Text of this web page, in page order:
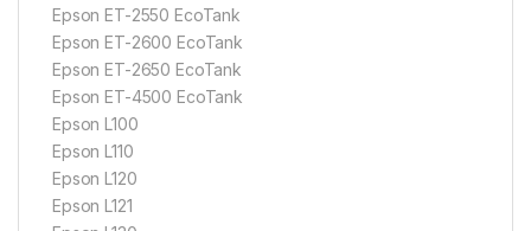
Epson ET-2550 EcoTank
Epson ET-2600 EcoTank
Epson ET-2650 EcoTank
Epson ET-4500 EcoTank
Epson L100
Epson L110
Epson L120
Epson L121